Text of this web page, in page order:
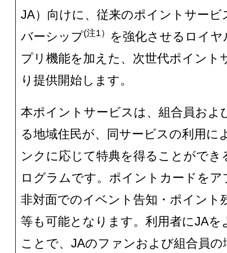
JA）向けに、従来のポイントサー
バーシップ(注1） を強化させるロイ
プリ機能を加えた、次世代ポイント
り提供開始します。
本ポイントサービスは、組合員およ
る地域住民が、同サービスの利用に
ンクに応じて特典を得ることがで
ログラムです。ポイントカードを
非対面でのイベント告知・ポイント
等も可能となります。利用者にJA
ことで、JAのファンおよび組合員